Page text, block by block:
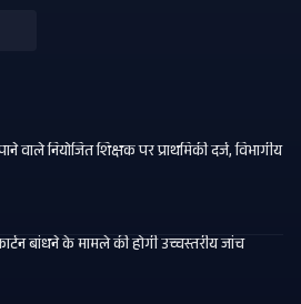
वाले नियोजित शिक्षक पर प्राथमिकी दर्ज, विभागीय
बांधने के मामले की होगी उच्चस्तरीय जांच